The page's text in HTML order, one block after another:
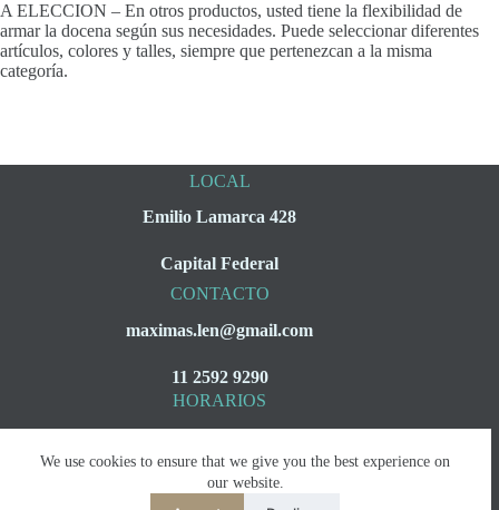
We use cookies to ensure that we give you the best experience on
our website.
A ELECCION – En otros productos, usted tiene la flexibilidad de
armar la docena según sus necesidades. Puede seleccionar diferentes
artículos, colores y talles, siempre que pertenezcan a la misma
categoría.
LOCAL
Emilio Lamarca 428
Capital Federal
CONTACTO
maximas.len@gmail.com
11 2592 9290
HORARIOS
08:00 a 16:00